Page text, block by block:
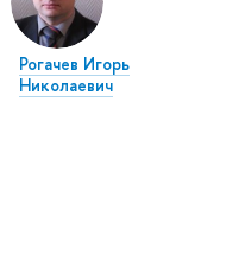
Рогачев Игорь
Николаевич